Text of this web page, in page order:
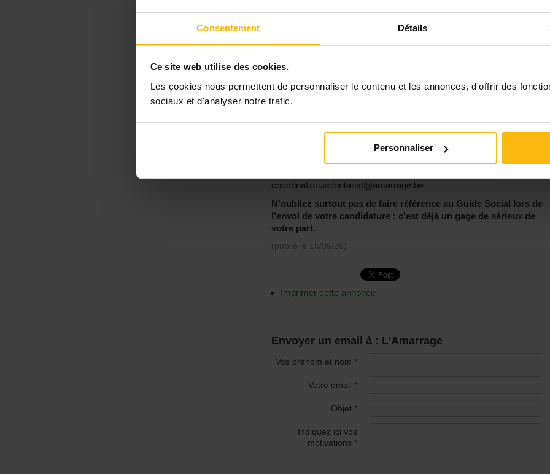
Consentement Détails
Ce site web utilise des cookies.
Les cookies nous permettent de personnaliser le contenu et les annonces, d'offrir des
sociaux et d'analyser notre trafic.
Personnaliser
- Vous souhaitez vous engager dans la durée
- Vous avez envie d’accompagner un.des enfant(s)/jeune(s) pour une
découvrir des loisirs, partager un hobby ou une compétence
particulière…
Horaire et rythme selon vos disponibilités
Envie d’enrichir notre projet et d’agir à nos côtés ?
Prenez contact avec Didier Frans et Valérie Labrique, coordinateurs de
coordination.volontariat@amarrage.be
N'oubliez surtout pas de faire référence au Guide Social lors de
l'envoi de votre candidature : c'est déjà un gage de sérieux de
votre part.
(publié le 15/06/26
Imprimer cette annonce
Envoyer un email à : L'Amarrage
Vos prénom et nom *
Votre email *
Objet *
Indiquez ici vos
motivations *